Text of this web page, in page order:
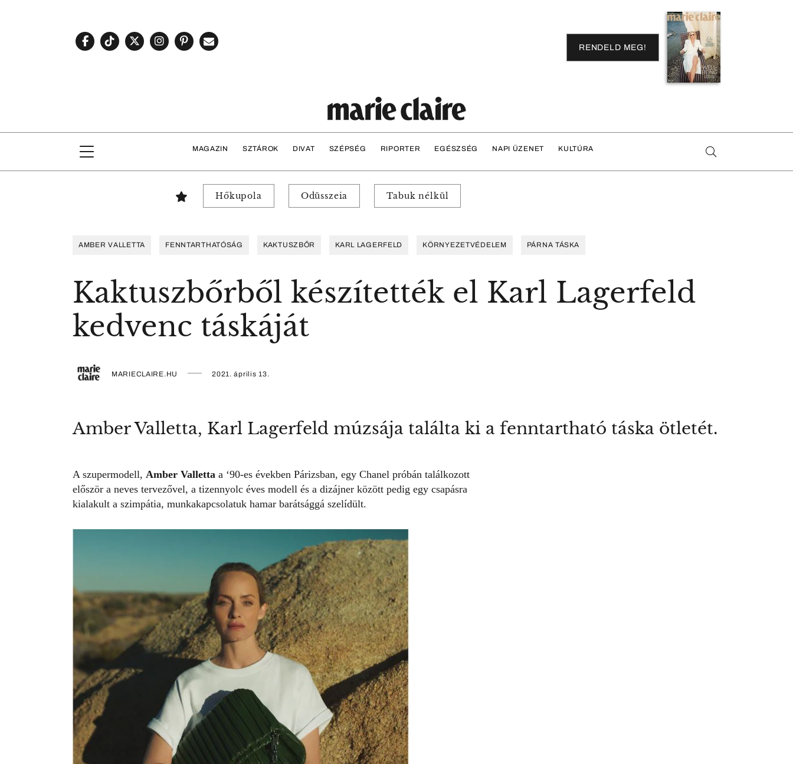
RENDELD MEG!
MAGAZIN SZTÁROK DIVAT SZÉPSÉG RIPORTER EGÉSZSÉG NAPI ÜZENET KULTÚRA
Hőkupola Odüsszeia Tabuk nélkül
AMBER VALLETTA FENNTARTHATÓSÁG KAKTUSZBŐR KARL LAGERFELD KÖRNYEZETVÉDELEM PÁRNA TÁSKA
Kaktuszbőrből készítették el Karl Lagerfeld
kedvenc táskáját
MARIECLAIRE.HU 2021. április 13.
Amber Valletta, Karl Lagerfeld múzsája találta ki a fenntartható táska ötletét.
A szupermodell, Amber Valletta a ‘90-es években Párizsban, egy Chanel próbán találkozott
először a neves tervezővel, a tizennyolc éves modell és a dizájner között pedig egy csapásra
kialakult a szimpátia, munkakapcsolatuk hamar barátsággá szelídült.